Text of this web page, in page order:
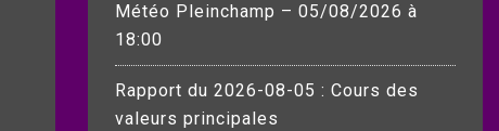
Météo Pleinchamp – 05/08/2026 à
18:00
Rapport du 2026-08-05 : Cours des
valeurs principales